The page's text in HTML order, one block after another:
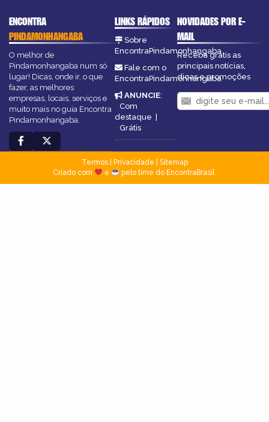
ENCONTRA
PINDAMONHANGABA
O melhor de
Pindamonhangaba num só
lugar! Dicas, onde ir, o que
fazer, as melhores
empresas, locais, serviços e
muito mais no guia Encontra
Pindamonhangaba.
LINKS RÁPIDOS
Sobre
EncontraPindamonhangaba
Fale com o
EncontraPindamonhangaba
ANUNCIE:
Com
destaque |
Grátis
NOVIDADES POR E-
MAIL
Receba grátis as
principais notícias,
dicas e promoções
Termos| Privacidade
Sitemap
Criado com
e pelo time do EncontraBrasil